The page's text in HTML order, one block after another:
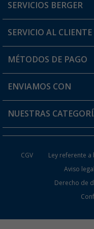
¿Tienes alguna duda?
SERVICIOS BERGER
Conviértete en distribuidor
Mi cuenta
Tarjeta Berger Digital
SERVICIO AL CLIENTE
FAQ y Contacto
Información de envío
¿Dónde está mi pedido?
MÉTODOS DE PAGO
ENVIAMOS CON
NUESTRAS
Muebles de Camping
CGV Ley referente a
Aviso legal
Derecho de